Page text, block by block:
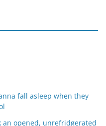
fall asleep when they
opened, unrefridgerated